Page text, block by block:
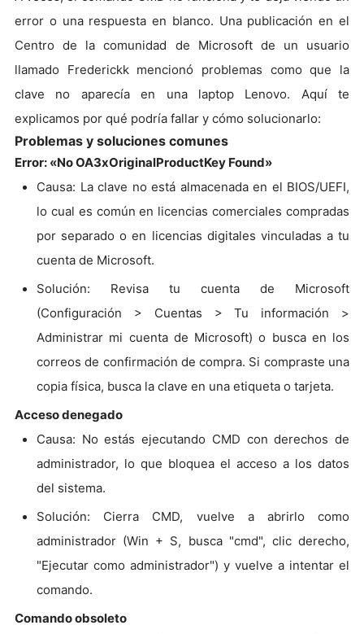
error o una respuesta en blanco. Una publicación en el
Centro de la comunidad de Microsoft de un usuario
llamado Frederickk mencionó problemas como que la
clave no aparecía en una laptop Lenovo. Aquí te
explicamos por qué podría fallar y cómo solucionarlo:
Problemas y soluciones comunes
Error: «No OA3xOriginalProductKey Found»
Causa: La clave no está almacenada en el BIOS/UEFI,
lo cual es común en licencias comerciales compradas
por separado o en licencias digitales vinculadas a tu
cuenta de Microsoft.
Solución: Revisa tu cuenta de Microsoft
(Configuración > Cuentas > Tu información >
Administrar mi cuenta de Microsoft) o busca en los
correos de confirmación de compra. Si compraste una
copia física, busca la clave en una etiqueta o tarjeta.
Acceso denegado
Causa: No estás ejecutando CMD con derechos de
administrador, lo que bloquea el acceso a los datos
del sistema.
Solución: Cierra CMD, vuelve a abrirlo como
administrador (Win + S, busca "cmd", clic derecho,
"Ejecutar como administrador") y vuelve a intentar el
comando.
Comando obsoleto